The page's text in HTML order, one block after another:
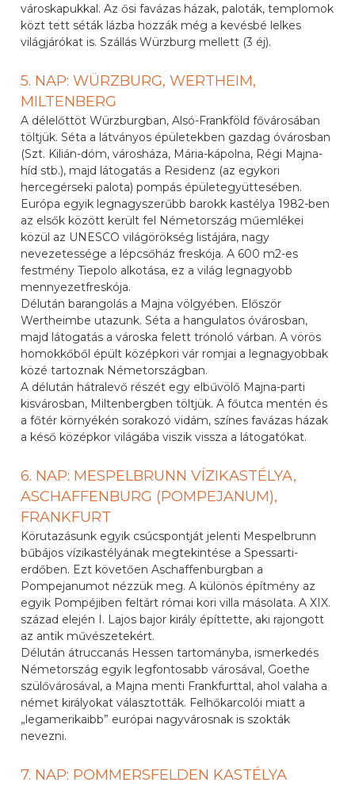
városkapukkal. Az ősi favázas házak, paloták, templomok
közt tett séták lázba hozzák még a kevésbé lelkes
világjárókat is. Szállás Würzburg mellett (3 éj).
5. NAP: WÜRZBURG, WERTHEIM,
MILTENBERG
A délelőttöt Würzburgban, Alsó-Frankföld fővárosában
töltjük. Séta a látványos épületekben gazdag óvárosban
(Szt. Kilián-dóm, városháza, Mária-kápolna, Régi Majna-
híd stb.), majd látogatás a Residenz (az egykori
hercegérseki palota) pompás épületegyüttesében.
Európa egyik legnagyszerűbb barokk kastélya 1982-ben
az elsők között került fel Németország műemlékei
közül az UNESCO világörökség listájára, nagy
nevezetessége a lépcsőház freskója. A 600 m2-es
festmény Tiepolo alkotása, ez a világ legnagyobb
mennyezetfreskója.
Délután barangolás a Majna völgyében. Először
Wertheimbe utazunk. Séta a hangulatos óvárosban,
majd látogatás a városka felett trónoló várban. A vörös
homokkőből épült középkori vár romjai a legnagyobbak
közé tartoznak Németországban.
A délután hátralevő részét egy elbűvölő Majna-parti
kisvárosban, Miltenbergben töltjük. A főutca mentén és
a főtér környékén sorakozó vidám, színes favázas házak
a késő középkor világába viszik vissza a látogatókat.
6. NAP: MESPELBRUNN VÍZIKASTÉLYA,
ASCHAFFENBURG (POMPEJANUM),
FRANKFURT
Körutazásunk egyik csúcspontját jelenti Mespelbrunn
bűbájos vízikastélyának megtekintése a Spessarti-
erdőben. Ezt követően Aschaffenburgban a
Pompejanumot nézzük meg. A különös építmény az
egyik Pompéjiben feltárt római kori villa másolata. A XIX.
század elején I. Lajos bajor király építtette, aki rajongott
az antik művészetekért.
Délután átruccanás Hessen tartományba, ismerkedés
Németország egyik legfontosabb városával, Goethe
szülővárosával, a Majna menti Frankfurttal, ahol valaha a
német királyokat választották. Felhőkarcolói miatt a
„legamerikaibb” európai nagyvárosnak is szokták
nevezni.
7. NAP: POMMERSFELDEN KASTÉLYA